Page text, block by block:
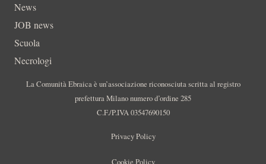
News
JOB news
Scuola
Necrologi
La Comunità Ebraica è un’associazione riconosciuta scritta al registro
prefettura Milano numero d’ordine 285
C.F./P.IVA 03547690150
Privacy Policy
Cookie Policy